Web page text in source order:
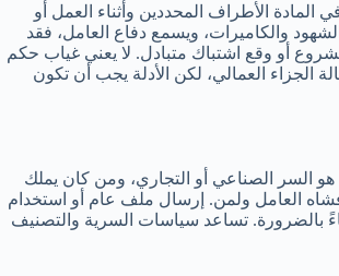
المادة الأطراف المحددين وأثناء العمل أو
والكاميرات، ويسمع دفاع العامل، فقد
أو وقع اشتباك متبادل. لا يعني غياب حكم
الجزاء العمالي، لكن الأدلة يجب أن تكون
السر الصناعي أو التجاري، ومن كان يملك
العامل ولمن. إرسال ملف عام أو استخدام
بالضرورة. تساعد سياسات السرية والتصنيف